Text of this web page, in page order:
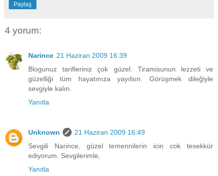
Paylaş
4 yorum:
Narince 21 Haziran 2009 16:39
Blogunuz tarifleriniz çok güzel. Tiramisunun lezzeti ve
güzelliği tüm hayatınıza yayılsın. Görüşmek dileğiyle
sevgiyle kalın.
Yanıtla
Unknown
21 Haziran 2009 16:49
Sevgili Narince, güzel temennilerin icin cok tesekkür
ediyorum. Sevgilerimle,
Yanıtla